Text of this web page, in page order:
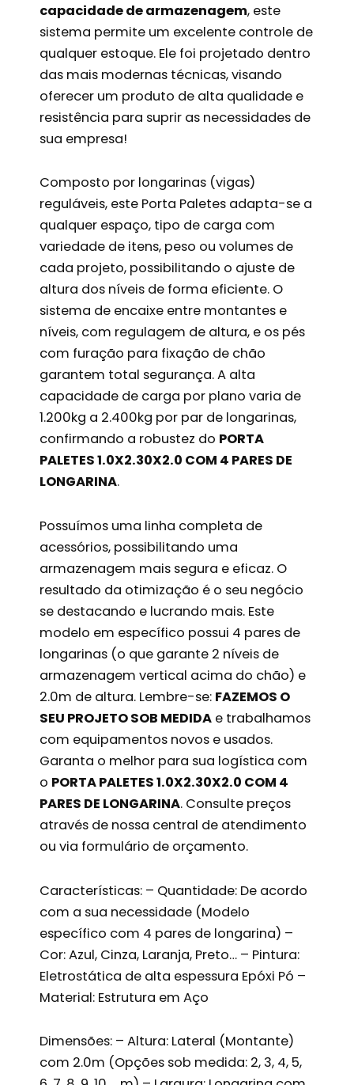
capacidade de armazenagem, este
sistema permite um excelente controle de
qualquer estoque. Ele foi projetado dentro
das mais modernas técnicas, visando
oferecer um produto de alta qualidade e
resistência para suprir as necessidades de
sua empresa!
Composto por longarinas (vigas)
reguláveis, este Porta Paletes adapta-se a
qualquer espaço, tipo de carga com
variedade de itens, peso ou volumes de
cada projeto, possibilitando o ajuste de
altura dos níveis de forma eficiente. O
sistema de encaixe entre montantes e
níveis, com regulagem de altura, e os pés
com furação para fixação de chão
garantem total segurança. A alta
capacidade de carga por plano varia de
1.200kg a 2.400kg por par de longarinas,
confirmando a robustez do PORTA
PALETES 1.0X2.30X2.0 COM 4 PARES DE
LONGARINA.
Possuímos uma linha completa de
acessórios, possibilitando uma
armazenagem mais segura e eficaz. O
resultado da otimização é o seu negócio
se destacando e lucrando mais. Este
modelo em específico possui 4 pares de
longarinas (o que garante 2 níveis de
armazenagem vertical acima do chão) e
2.0m de altura. Lembre-se: FAZEMOS O
SEU PROJETO SOB MEDIDA e trabalhamos
com equipamentos novos e usados.
Garanta o melhor para sua logística com
o PORTA PALETES 1.0X2.30X2.0 COM 4
PARES DE LONGARINA. Consulte preços
através de nossa central de atendimento
ou via formulário de orçamento.
Características: – Quantidade: De acordo
com a sua necessidade (Modelo
específico com 4 pares de longarina) –
Cor: Azul, Cinza, Laranja, Preto… – Pintura:
Eletrostática de alta espessura Epóxi Pó –
Material: Estrutura em Aço
Dimensões: – Altura: Lateral (Montante)
com 2.0m (Opções sob medida: 2, 3, 4, 5,